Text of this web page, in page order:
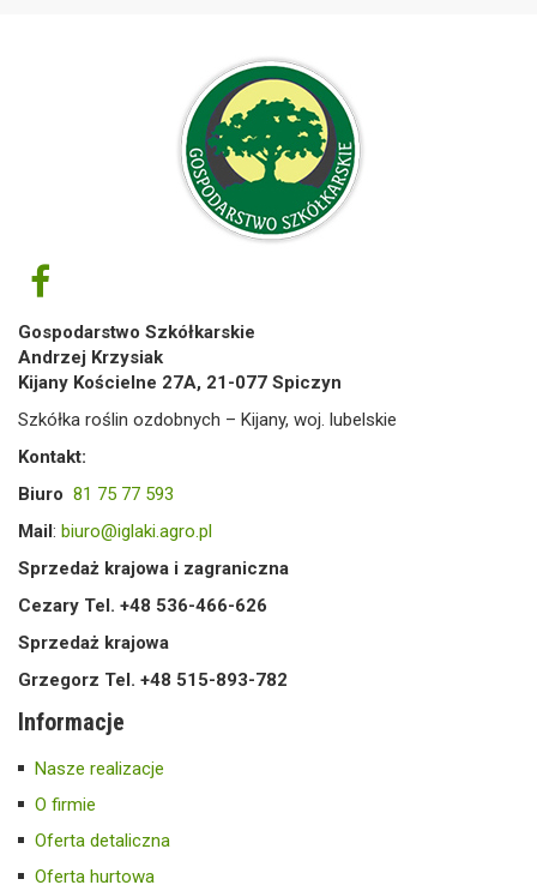
Gospodarstwo Szkółkarskie
Andrzej Krzysiak
Kijany Kościelne 27A, 21-077 Spiczyn
Szkółka roślin ozdobnych – Kijany, woj. lubelskie
Kontakt:
Biuro 81 75 77 593
Mail: biuro@iglaki.agro.pl
Sprzedaż krajowa i zagraniczna
Cezary Tel. +48 536-466-626
Sprzedaż krajowa
Grzegorz Tel. +48 515-893-782
Informacje
Nasze realizacje
O firmie
Oferta detaliczna
Oferta hurtowa